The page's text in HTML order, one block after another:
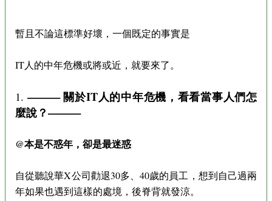
暫且不論這標準好壞，一個既定的事實是
IT人的中年危機或將或近，就要來了。
1. ——— 關於IT人的中年危機，看看當事人們怎
麼說？———
@本是不惑年，卻是最迷惑
自從聽說華X公司勸退30多、40歲的員工，想到自己過兩
年如果也遇到這樣的處境，後脊背就發涼。